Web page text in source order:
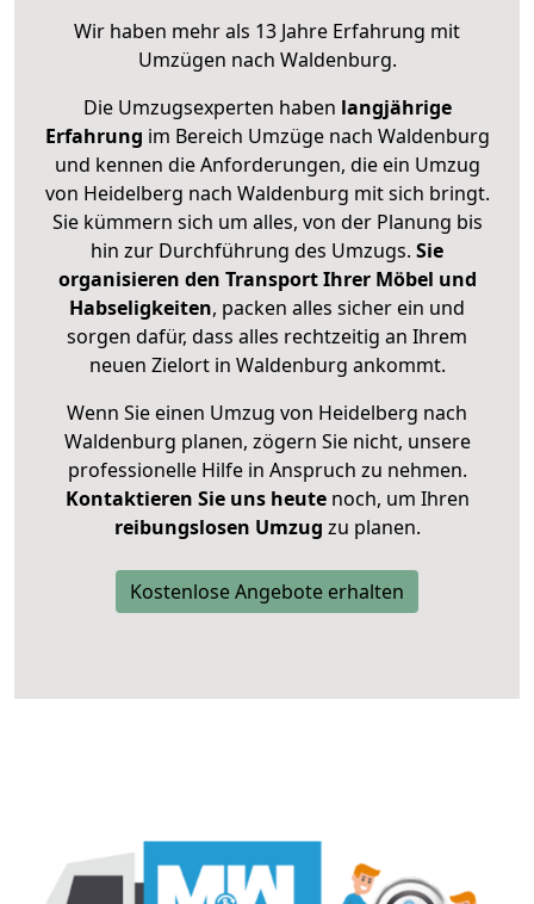
Wir haben mehr als 13 Jahre Erfahrung mit
Umzügen nach Waldenburg.
Die Umzugsexperten haben langjährige
Erfahrung im Bereich Umzüge nach Waldenburg
und kennen die Anforderungen, die ein Umzug
von Heidelberg nach Waldenburg mit sich bringt.
Sie kümmern sich um alles, von der Planung bis
hin zur Durchführung des Umzugs. Sie
organisieren den Transport Ihrer Möbel und
Habseligkeiten, packen alles sicher ein und
sorgen dafür, dass alles rechtzeitig an Ihrem
neuen Zielort in Waldenburg ankommt.
Wenn Sie einen Umzug von Heidelberg nach
Waldenburg planen, zögern Sie nicht, unsere
professionelle Hilfe in Anspruch zu nehmen.
Kontaktieren Sie uns heutenoch, um Ihren
reibungslosen Umzug zu planen.
Kostenlose Angebote erhalten